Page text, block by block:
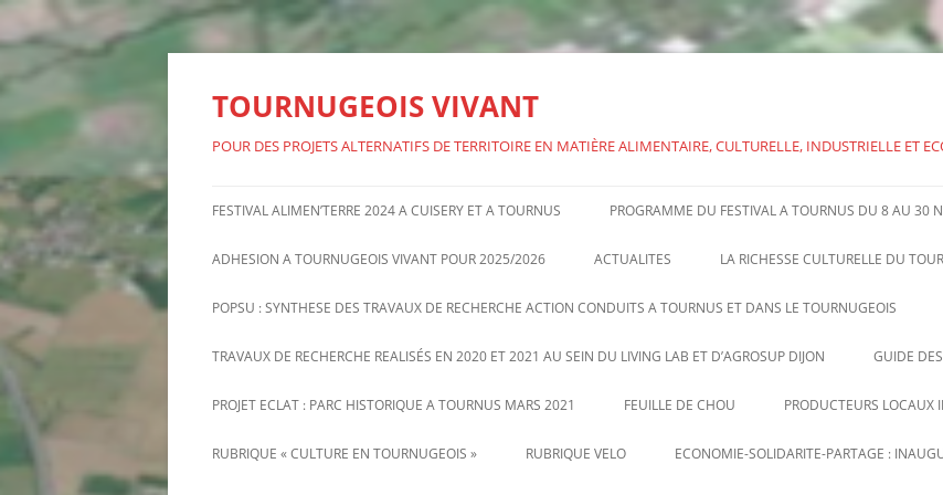
Aller
contenu
TOURNUGEOIS VIVANT
POUR DES PROJETS ALTERNATIFS DE TERRITOIRE EN MATIÈRE ALIMENTAIRE, CULTURELLE, INDUSTRIELLE ET
FESTIVAL ALIMEN’TERRE 2024 A CUISERY ET A TOURNUS PROGRAMME DU FESTIVAL A TOURNUS DU 8 AU 30
FESTIVAL ALIMEN’TERRE 2024 –
SAVARIN
ADHESION A TOURNUGEOIS VIVANT POUR 2025/2026 ACTUALITES LA RICHESSE CULTURELLE DU
POPSU : SYNTHESE DES TRAVAUX DE RECHERCHE ACTION CONDUITS A TOURNUS ET DANS LE TOURNUGEOIS
TRAVAUX DE RECHERCHE REALISÉS EN 2020 ET 2021 AU SEIN DU LIVING LAB ET D’AGROSUP DIJON GUIDE
PROJET ECLAT : PARC HISTORIQUE A TOURNUS MARS 2021
INFORMATIONS RECENTES SUR
FEUILLE DE CHOU
FEUILLE DE CHOU DE TV N°8
PRODUCTEURS LOCAUX
VENTES DIRECTES PAR
RUBRIQUE « CULTURE EN TOURNUGEOIS » RUBRIQUE VELO ECONOMIE-SOLIDARITE-PARTAGE :